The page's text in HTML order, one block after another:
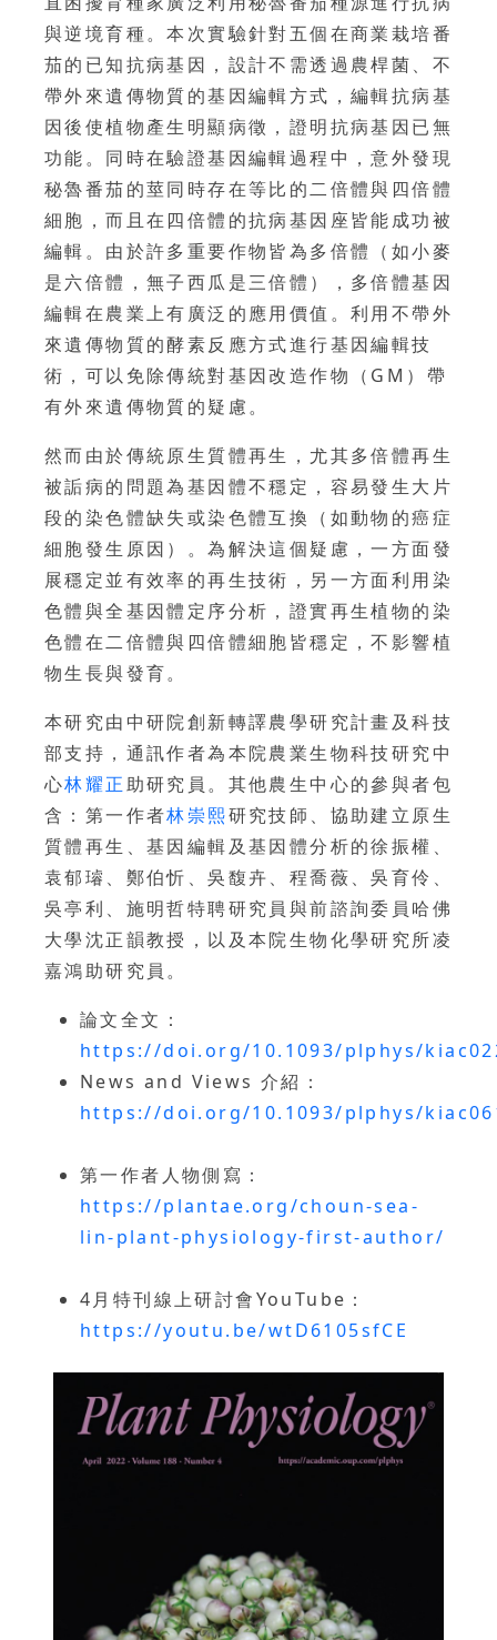
與逆境育種。本次實驗針對五個在商業栽培番
茄的已知抗病基因，設計不需透過農桿菌、不
帶外來遺傳物質的基因編輯方式，編輯抗病基
因後使植物產生明顯病徵，證明抗病基因已無
功能。同時在驗證基因編輯過程中，意外發現
秘魯番茄的莖同時存在等比的二倍體與四倍體
細胞，而且在四倍體的抗病基因座皆能成功被
編輯。由於許多重要作物皆為多倍體（如小麥
是六倍體，無子西瓜是三倍體），多倍體基因
編輯在農業上有廣泛的應用價值。利用不帶外
來遺傳物質的酵素反應方式進行基因編輯技
術，可以免除傳統對基因改造作物（GM）帶
有外來遺傳物質的疑慮。
然而由於傳統原生質體再生，尤其多倍體再生
被詬病的問題為基因體不穩定，容易發生大片
段的染色體缺失或染色體互換（如動物的癌症
細胞發生原因）。為解決這個疑慮，一方面發
展穩定並有效率的再生技術，另一方面利用染
色體與全基因體定序分析，證實再生植物的染
色體在二倍體與四倍體細胞皆穩定，不影響植
物生長與發育。
本研究由中研院創新轉譯農學研究計畫及科技
部支持，通訊作者為本院農業生物科技研究中
心林耀正助研究員。其他農生中心的參與者包
含：第一作者林崇熙研究技師、協助建立原生
質體再生、基因編輯及基因體分析的徐振權、
袁郁璿、鄭伯忻、吳馥卉、程喬薇、吳育伶、
吳亭利、施明哲特聘研究員與前諮詢委員哈佛
大學沈正韻教授，以及本院生物化學研究所凌
嘉鴻助研究員。
論文全文：
https://doi.org/10.1093/plphys/
News and Views 介紹：
https://doi.org/10.1093/plphys/
第一作者人物側寫：
https://plantae.org/choun-sea-
lin-plant-physiology-first-author/
4月特刊線上研討會YouTube：
https://youtu.be/wtD6105sfCE